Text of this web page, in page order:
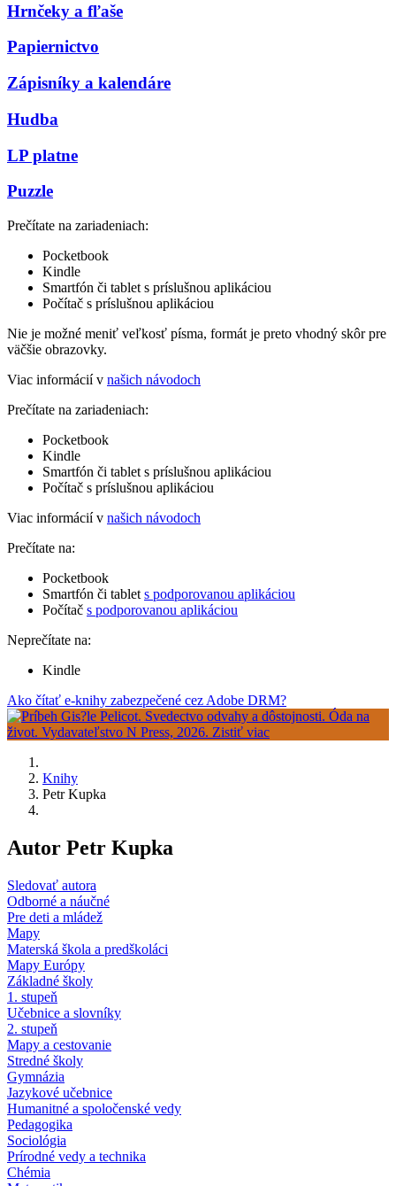
Hrnčeky a fľaše
Papiernictvo
Zápisníky a kalendáre
Hudba
LP platne
Puzzle
Prečítate na zariadeniach:
Pocketbook
Kindle
Smartfón či tablet s príslušnou aplikáciou
Počítač s príslušnou aplikáciou
Nie je možné meniť veľkosť písma, formát je preto vhodný skôr pre
väčšie obrazovky.
Viac informácií v našich návodoch
Prečítate na zariadeniach:
Pocketbook
Kindle
Smartfón či tablet s príslušnou aplikáciou
Počítač s príslušnou aplikáciou
Viac informácií v našich návodoch
Prečítate na:
Pocketbook
Smartfón či tablet s podporovanou aplikáciou
Počítač s podporovanou aplikáciou
Neprečítate na:
Kindle
Ako čítať e-knihy zabezpečené cez Adobe DRM?
Knihy
Petr Kupka
Autor Petr Kupka
Sledovať autora
Odborné a náučné
Pre deti a mládež
Mapy
Materská škola a predškoláci
Mapy Európy
Základné školy
1. stupeň
Učebnice a slovníky
2. stupeň
Mapy a cestovanie
Stredné školy
Gymnázia
Jazykové učebnice
Humanitné a spoločenské vedy
Pedagogika
Sociológia
Prírodné vedy a technika
Chémia